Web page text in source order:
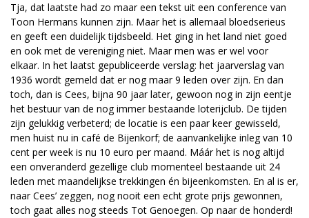
Tja, dat laatste had zo maar een tekst uit een conference van
Toon Hermans kunnen zijn. Maar het is allemaal bloedserieus
en geeft een duidelijk tijdsbeeld. Het ging in het land niet goed
en ook met de vereniging niet. Maar men was er wel voor
elkaar. In het laatst gepubliceerde verslag: het jaarverslag van
1936 wordt gemeld dat er nog maar 9 leden over zijn. En dan
toch, dan is Cees, bijna 90 jaar later, gewoon nog in zijn eentje
het bestuur van de nog immer bestaande loterijclub. De tijden
zijn gelukkig verbeterd; de locatie is een paar keer gewisseld,
men huist nu in café de Bijenkorf; de aanvankelijke inleg van 10
cent per week is nu 10 euro per maand. Máár het is nog altijd
een onveranderd gezellige club momenteel bestaande uit 24
leden met maandelijkse trekkingen én bijeenkomsten. En al is er,
naar Cees’ zeggen, nog nooit een echt grote prijs gewonnen,
toch gaat alles nog steeds Tot Genoegen. Op naar de honderd!